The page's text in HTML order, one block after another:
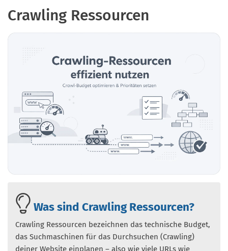
Crawling Ressourcen
Was sind Crawling Ressourcen?
Crawling Ressourcen bezeichnen das technische Budget,
das Suchmaschinen für das Durchsuchen (Crawling)
deiner Website einplanen – also wie viele URLs wie